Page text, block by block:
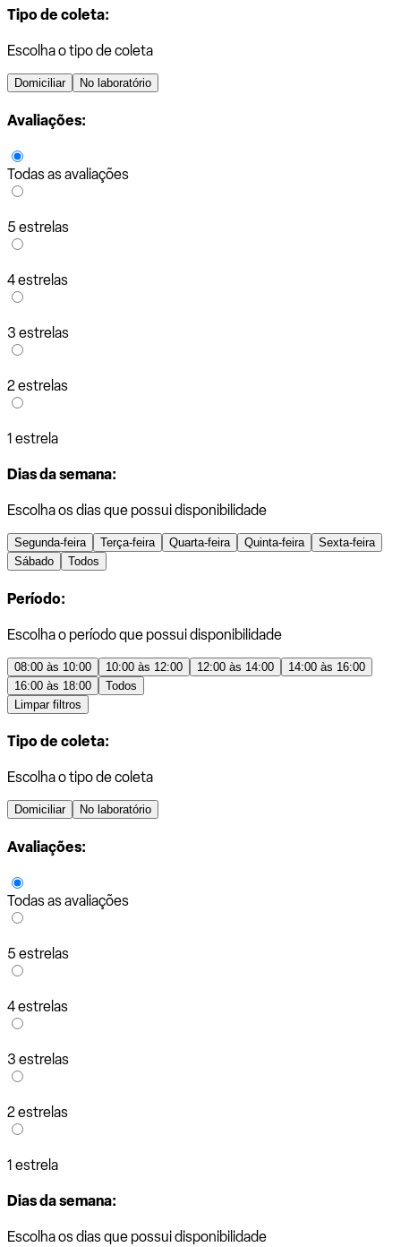
Tipo de coleta:
Escolha o tipo de coleta
Domiciliar No laboratório
Avaliações:
Todas as avaliações
5 estrelas
4 estrelas
3 estrelas
2 estrelas
1 estrela
Dias da semana:
Escolha os dias que possui disponibilidade
Segunda-feira Terça-feira Quarta-feira Quinta-feira
Sexta-feira
Sábado
Todos
Período:
Escolha o período que possui disponibilidade
08:00 às 10:00 10:00 às 12:00 12:00 às 14:00
14:00 às 16:00
16:00 às 18:00
Todos
Limpar filtros
Tipo de coleta:
Escolha o tipo de coleta
Domiciliar No laboratório
Avaliações:
Todas as avaliações
5 estrelas
4 estrelas
3 estrelas
2 estrelas
1 estrela
Dias da semana:
Escolha os dias que possui disponibilidade